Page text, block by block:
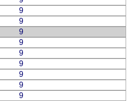
9
9
9
9
9
9
9
9
9